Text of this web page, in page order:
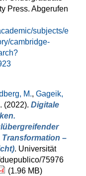
Press. Abgerufen
subjects/e
cambridge-
M., Gageik,
. (2022). Digitale
–
. Universität
75976
(1.96 MB)